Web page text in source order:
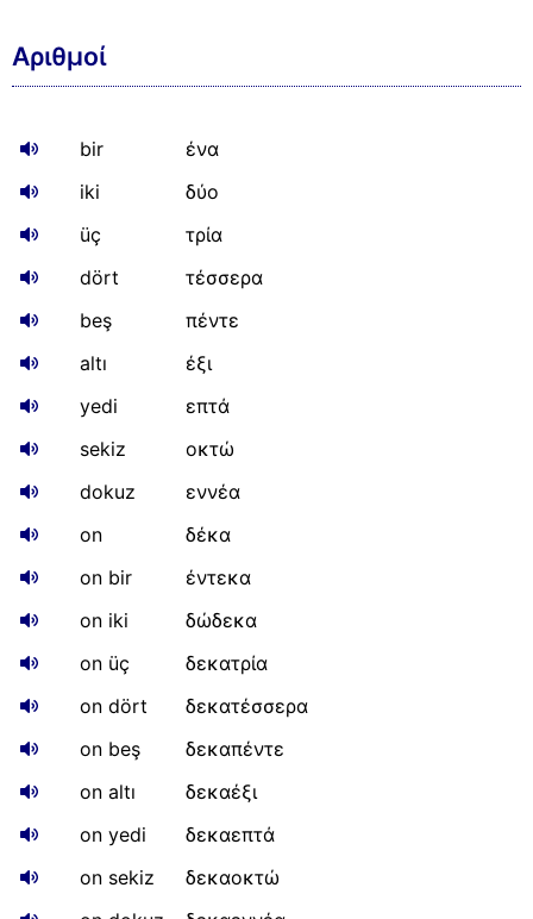
Αριθμοί
bir
ένα
iki
δύο
üç
τρία
dört
τέσσερα
beş
πέντε
altı
έξι
yedi
επτά
sekiz
οκτώ
dokuz
εννέα
on
δέκα
on bir
έντεκα
on iki
δώδεκα
on üç
δεκατρία
on dört
δεκατέσσερα
on beş
δεκαπέντε
on altı
δεκαέξι
on yedi
δεκαεπτά
on sekiz
δεκαοκτώ